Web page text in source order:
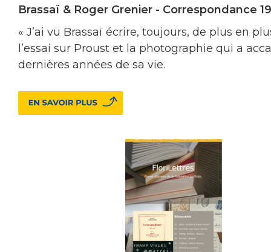
Brassaï & Roger Grenier - Correspondance
« J’ai vu Brassaï écrire, toujours, de plus en
l’essai sur Proust et la photographie qui a
dernières années de sa vie.